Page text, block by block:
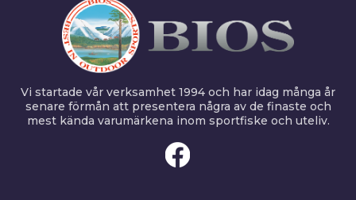
Vi startade vår verksamhet 1994 och har idag många år
senare förmån att presentera några av de finaste och
mest kända varumärkena inom sportfiske och uteliv.